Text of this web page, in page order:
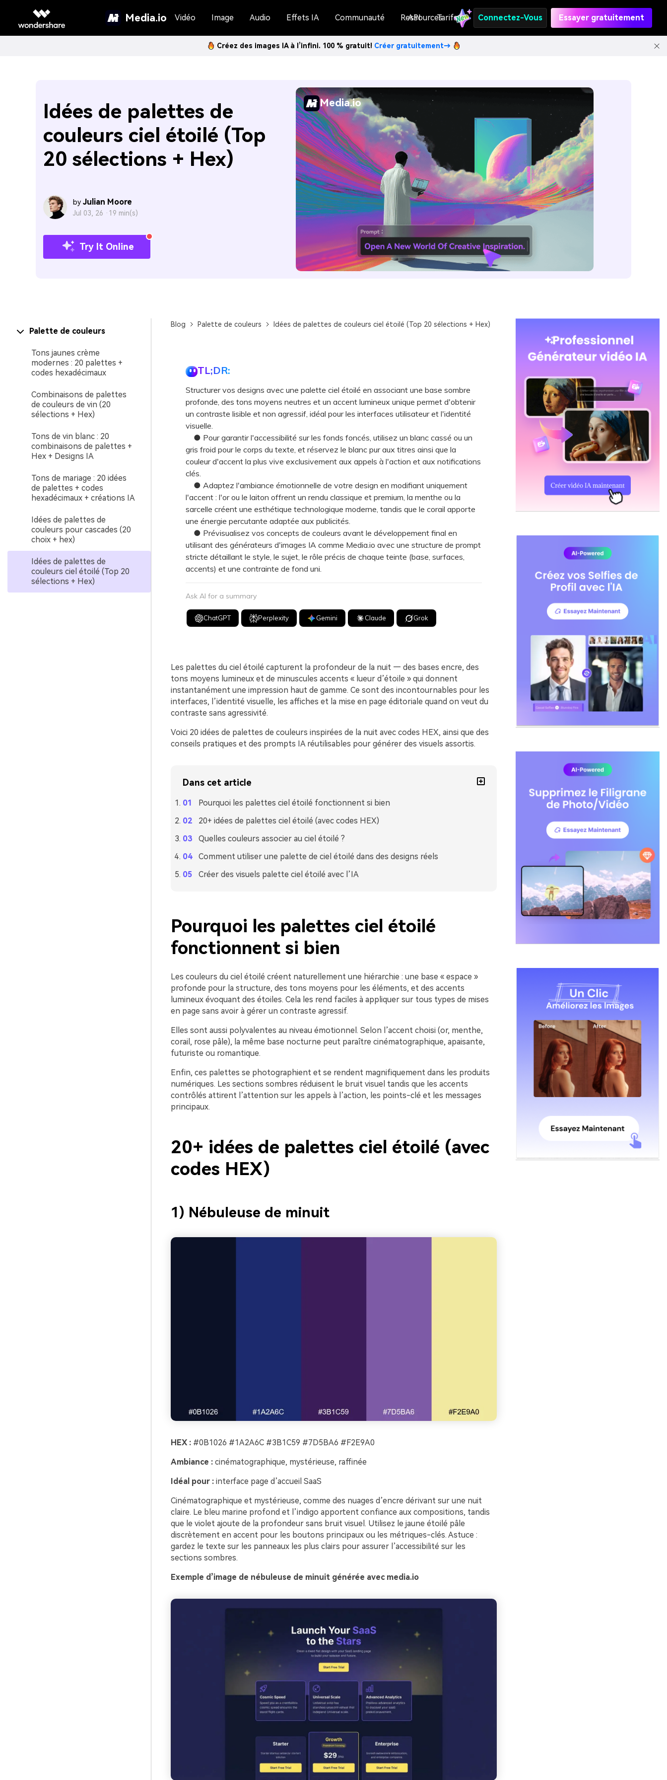
Media.io Vidéo Image Audio Effets IA Communauté Ressources
API Tarifs Connectez-Vous Essayer gratuitement
Créez des images IA à l’infini. 100 % gratuit! Créer gratuitement→
Idées de palettes de
couleurs ciel étoilé (Top
20 sélections + Hex)
by Julian Moore
Jul 03, 26 · 19 min(s)
Try It Online
Media.io
Palette de couleurs
Tons jaunes crème
modernes : 20 palettes +
codes hexadécimaux
Combinaisons de palettes
de couleurs de vin (20
sélections + Hex)
Tons de vin blanc : 20
combinaisons de palettes +
Hex + Designs IA
Tons de mariage : 20 idées
de palettes + codes
hexadécimaux + créations IA
Idées de palettes de
couleurs pour cascades (20
choix + hex)
Idées de palettes de
couleurs ciel étoilé (Top 20
sélections + Hex)
Blog Palette de couleurs Idées de palettes de couleurs ciel étoilé (Top 20 sélections + Hex)
TL;DR:
Structurer vos designs avec une palette ciel étoilé en associant une base sombre
profonde, des tons moyens neutres et un accent lumineux unique permet d'obtenir
un contraste lisible et non agressif, idéal pour les interfaces utilisateur et l'identité
visuelle.
● Pour garantir l'accessibilité sur les fonds foncés, utilisez un blanc cassé ou un
gris froid pour le corps du texte, et réservez le blanc pur aux titres ainsi que la
couleur d'accent la plus vive exclusivement aux appels à l'action et aux notifications
clés.
● Adaptez l'ambiance émotionnelle de votre design en modifiant uniquement
l'accent : l'or ou le laiton offrent un rendu classique et premium, la menthe ou la
sarcelle créent une esthétique technologique moderne, tandis que le corail apporte
une énergie percutante adaptée aux publicités.
● Prévisualisez vos concepts de couleurs avant le développement final en
utilisant des générateurs d'images IA comme Media.io avec une structure de prompt
stricte détaillant le style, le sujet, le rôle précis de chaque teinte (base, surfaces,
accents) et une contrainte de fond uni.
Ask AI for a summary
ChatGPT Perplexity Gemini Claude Grok
Les palettes du ciel étoilé capturent la profondeur de la nuit — des bases encre, des
tons moyens lumineux et de minuscules accents « lueur d’étoile » qui donnent
instantanément une impression haut de gamme. Ce sont des incontournables pour les
interfaces, l’identité visuelle, les affiches et la mise en page éditoriale quand on veut du
contraste sans agressivité.
Voici 20 idées de palettes de couleurs inspirées de la nuit avec codes HEX, ainsi que des
conseils pratiques et des prompts IA réutilisables pour générer des visuels assortis.
Dans cet article
Pourquoi les palettes ciel étoilé fonctionnent si bien
20+ idées de palettes ciel étoilé (avec codes HEX)
Quelles couleurs associer au ciel étoilé ?
Comment utiliser une palette de ciel étoilé dans des designs réels
Créer des visuels palette ciel étoilé avec l’IA
Pourquoi les palettes ciel étoilé
fonctionnent si bien
Les couleurs du ciel étoilé créent naturellement une hiérarchie : une base « espace »
profonde pour la structure, des tons moyens pour les éléments, et des accents
lumineux évoquant des étoiles. Cela les rend faciles à appliquer sur tous types de mises
en page sans avoir à gérer un contraste agressif.
Elles sont aussi polyvalentes au niveau émotionnel. Selon l’accent choisi (or, menthe,
corail, rose pâle), la même base nocturne peut paraître cinématographique, apaisante,
futuriste ou romantique.
Enfin, ces palettes se photographient et se rendent magnifiquement dans les produits
numériques. Les sections sombres réduisent le bruit visuel tandis que les accents
contrôlés attirent l’attention sur les appels à l’action, les points-clé et les messages
principaux.
20+ idées de palettes ciel étoilé (avec
codes HEX)
1) Nébuleuse de minuit
HEX :#0B1026 #1A2A6C #3B1C59 #7D5BA6 #F2E9A0
Ambiance :cinématographique, mystérieuse, raffinée
Idéal pour :interface page d’accueil SaaS
Cinématographique et mystérieuse, comme des nuages d’encre dérivant sur une nuit
claire. Le bleu marine profond et l’indigo apportent confiance aux compositions, tandis
que le violet ajoute de la profondeur sans bruit visuel. Utilisez le jaune étoilé pâle
discrètement en accent pour les boutons principaux ou les métriques-clés. Astuce :
gardez le texte sur les panneaux les plus clairs pour assurer l’accessibilité sur les
sections sombres.
Exemple d’image de nébuleuse de minuit générée avec media.io